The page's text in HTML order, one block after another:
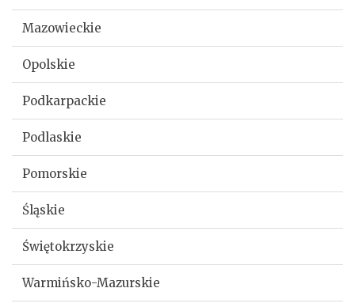
Mazowieckie
Opolskie
Podkarpackie
Podlaskie
Pomorskie
Śląskie
Świętokrzyskie
Warmińsko-Mazurskie